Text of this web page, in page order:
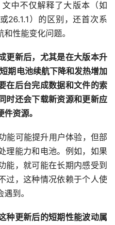
中不仅解释了大版本（如
26.1.1）的区别，还首次系
性能变化问题。
更新后，尤其是在大版本升
期电池续航下降和发热增加
在后台完成数据和文件的索
时还会下载新资源和更新应
资源。
能可能提升用户体验，但部
理能力和电池。例如，如果
能，就可能在长期内感受到
过，这种情况依赖于个人使
到。
种更新后的短期性能波动属